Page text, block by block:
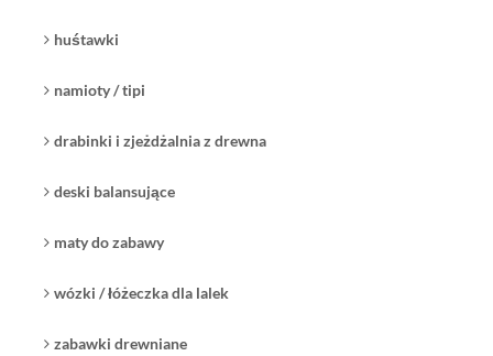
huśtawki
namioty / tipi
drabinki i zjeżdżalnia z drewna
deski balansujące
maty do zabawy
wózki / łóżeczka dla lalek
zabawki drewniane